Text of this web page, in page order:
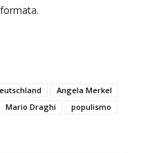
Angela Merkel
Mario Draghi
populismo